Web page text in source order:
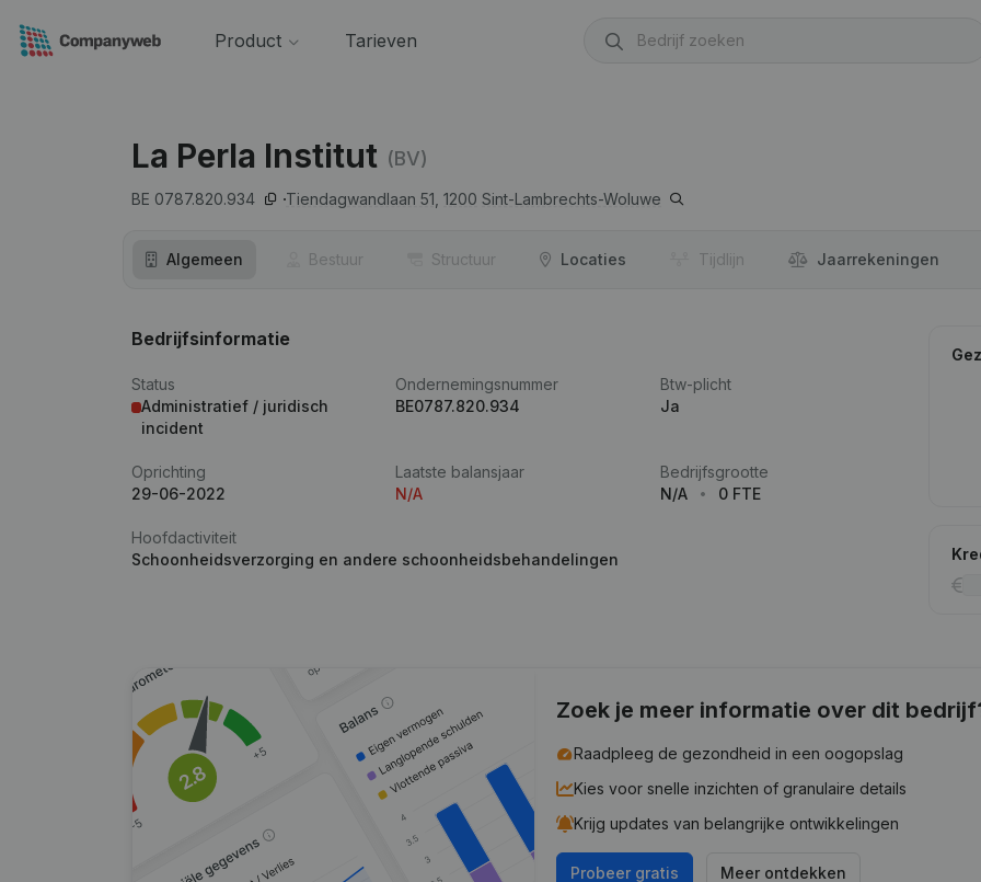
Product Tarieven
La Perla Institut (BV)
BE 0787.820.934 Tiendagwandlaan 51, 1200 Sint-Lambrechts-Woluwe
Algemeen Bestuur Structuur Locaties Tijdlijn Jaar­rekeningen
Bedrijfsinformatie
Status
Administratief / juridisch
incident
Ondernemingsnummer
BE0787.820.934
Btw-plicht
Ja
Oprichting
29-06-2022
Laatste balansjaar
N/A
Bedrijfsgrootte
N/A
0 FTE
Hoofdactiviteit
Schoonheidsverzorging en andere schoonheidsbehandelingen
Zoek je meer informatie over dit
Raadpleeg de gezondheid in een oogopslag
Kies voor snelle inzichten of granulaire details
Krijg updates van belangrijke ontwikkelingen
Probeer gratis Meer ontdekken